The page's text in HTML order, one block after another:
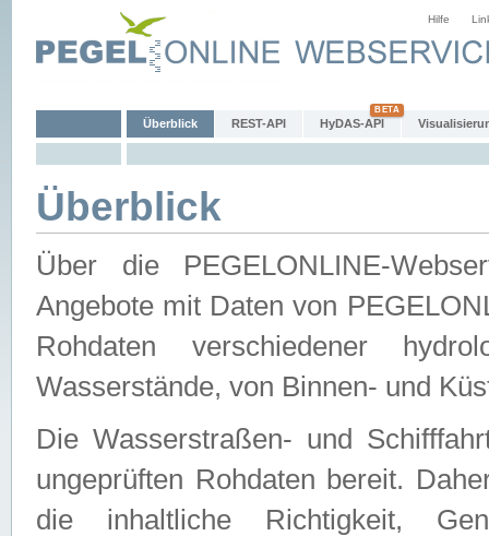
Hilfe
Überblick REST-API HyDAS-API
Überblick
Über die PEGELONLINE-
Angebote mit Daten von
Rohdaten verschiedener
Wasserstände, von Binnen- und
Die Wasserstraßen- und
ungeprüften Rohdaten bereit.
die inhaltliche Richtigkeit,